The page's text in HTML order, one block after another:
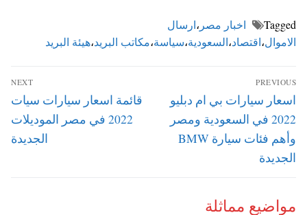
Tagged اخبار مصر ،ارسال
الاموال،اقتصاد،السعودية،سياسة،مكاتب البريد،هيئة البريد
تصفّح
المقالات
PREVIOUS
Previous
post:
اسعار سيارات بي ام دبليو
2022 في السعودية ومصر
وأهم فئات سيارة BMW
الجديدة
NEXT
Next
post:
قائمة اسعار سيارات سيات
2022 في مصر الموديلات
الجديدة
مواضيع مماثلة